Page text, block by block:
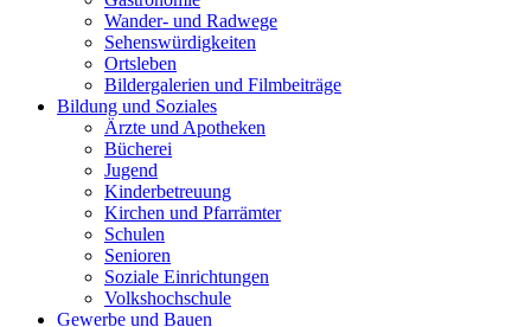
Wander- und Radwege
Sehenswürdigkeiten
Ortsleben
Bildergalerien und Filmbeiträge
Bildung und Soziales
Ärzte und Apotheken
Bücherei
Jugend
Kinderbetreuung
Kirchen und Pfarrämter
Schulen
Senioren
Soziale Einrichtungen
Volkshochschule
Gewerbe und Bauen